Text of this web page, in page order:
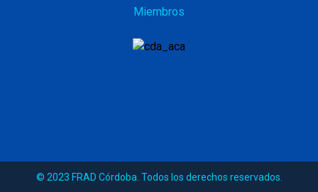
Miembros
© 2023 FRAD Córdoba. Todos los derechos reservados.